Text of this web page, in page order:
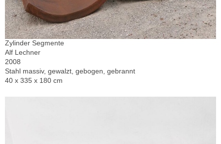
Zylinder Segmente
Alf Lechner
2008
Stahl massiv, gewalzt, gebogen, gebrannt
40 x 335 x 180 cm